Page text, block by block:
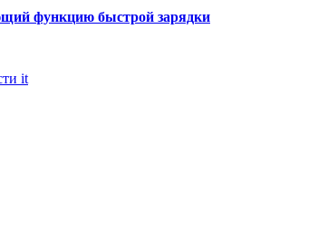
функцию быстрой зарядки
it